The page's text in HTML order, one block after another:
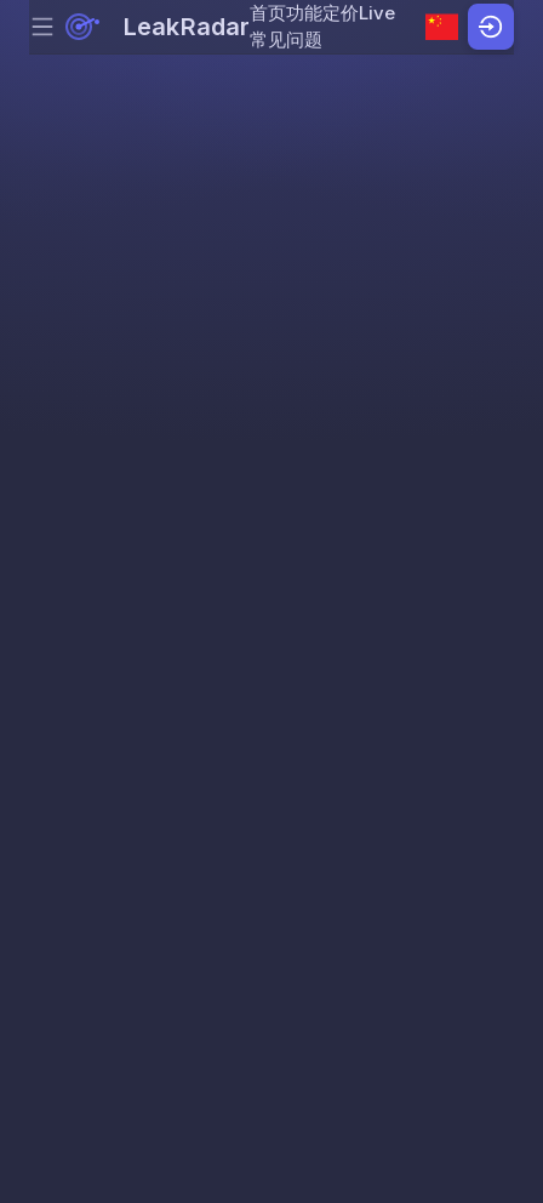
Skip to content
Menu LeakRadar首页功能定价Live
常见问题